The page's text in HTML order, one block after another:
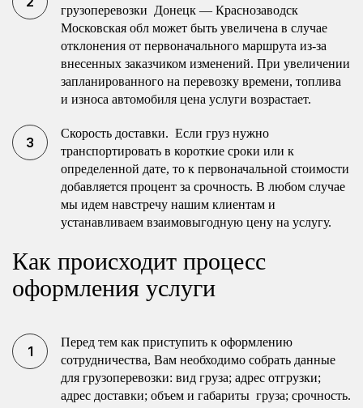
грузоперевозки Донецк — Краснозаводск
Московская обл может быть увеличена в случае
отклонения от первоначального маршрута из-за
внесенных заказчиком изменений. При увеличении
запланированного на перевозку времени, топлива
и износа автомобиля цена услуги возрастает.
Скорость доставки. Если груз нужно
транспортировать в короткие сроки или к
определенной дате, то к первоначальной стоимости
добавляется процент за срочность. В любом случае
мы идем навстречу нашим клиентам и
устанавливаем взаимовыгодную цену на услугу.
Как происходит процесс
оформления услуги
Перед тем как приступить к оформлению
сотрудничества, Вам необходимо собрать данные
для грузоперевозки: вид груза; адрес отгрузки;
адрес доставки; объем и габариты груза; срочность.